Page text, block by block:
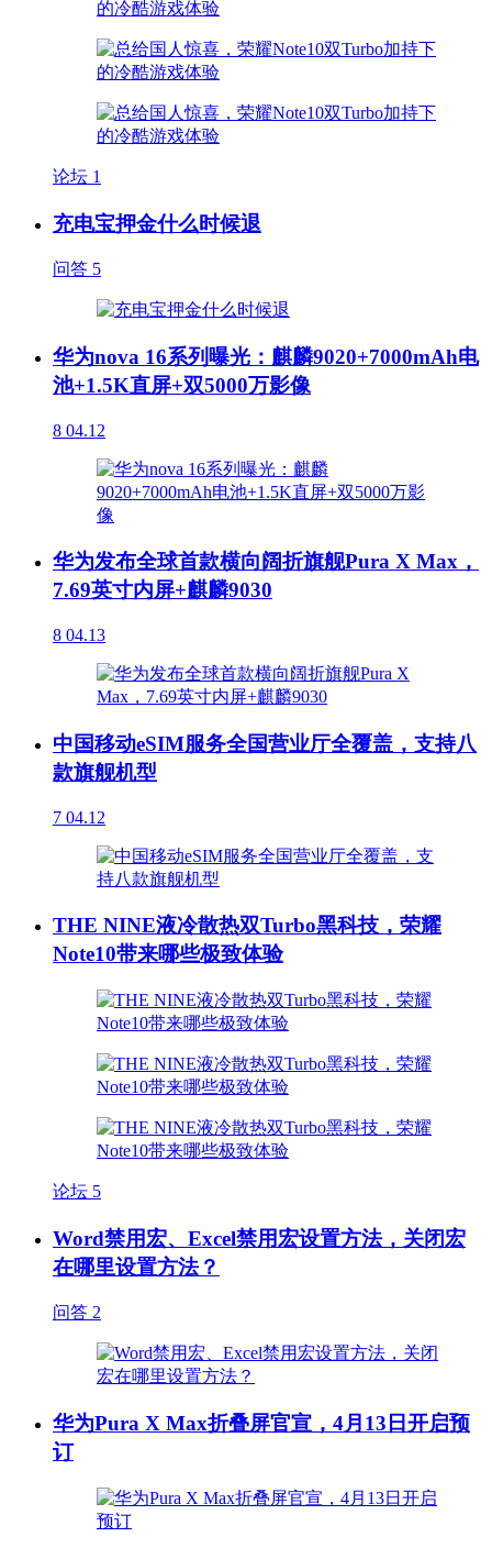
论坛 1
充电宝押金什么时候退
问答 5
华为nova 16系列曝光：麒麟9020+7000mAh电
池+1.5K直屏+双5000万影像
8 04.12
华为发布全球首款横向阔折旗舰Pura X Max，
7.69英寸内屏+麒麟9030
8 04.13
中国移动eSIM服务全国营业厅全覆盖，支持八
款旗舰机型
7 04.12
THE NINE液冷散热双Turbo黑科技，荣耀
Note10带来哪些极致体验
论坛 5
Word禁用宏、Excel禁用宏设置方法，关闭宏
在哪里设置方法？
问答 2
华为Pura X Max折叠屏官宣，4月13日开启预
订